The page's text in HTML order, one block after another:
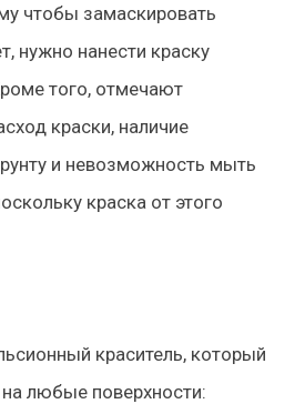
чтобы замаскировать
нужно нанести краску
того, отмечают
краски, наличие
и невозможность мыть
краска от этого
краситель, который
любые поверхности: